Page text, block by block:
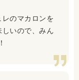
のマカロンを
いので、みん